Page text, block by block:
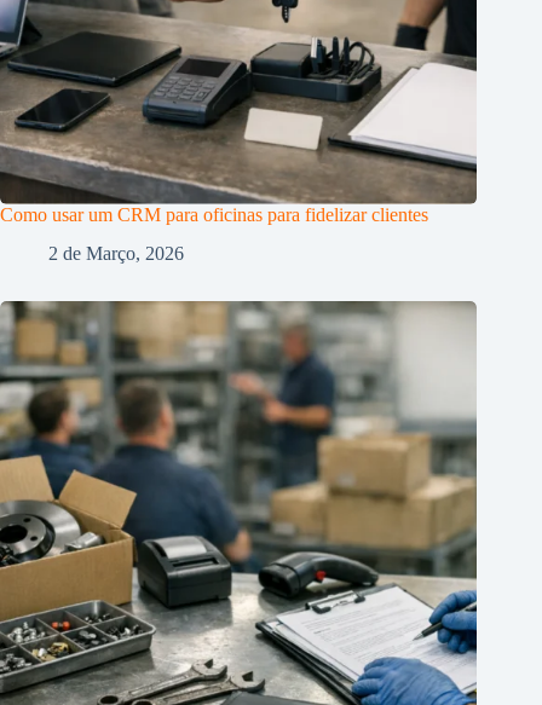
Como usar um CRM para oficinas para fidelizar clientes
2 de Março, 2026